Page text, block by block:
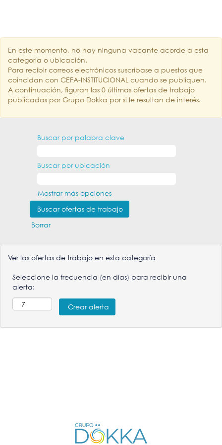
En este momento, no hay ninguna vacante acorde a esta
categoría o ubicación.
Para recibir correos electrónicos suscríbase a puestos que
coincidan con CEFA-INSTITUCIONAL cuando se publiquen.
A continuación, figuran las 0 últimas ofertas de trabajo
publicadas por Grupo Dokka por si le resultan de interés.
Buscar por palabra clave
Buscar por ubicación
Mostrar más opciones
Borrar
Ver las ofertas de trabajo en esta categoría
Seleccione la frecuencia (en días) para recibir una
alerta: